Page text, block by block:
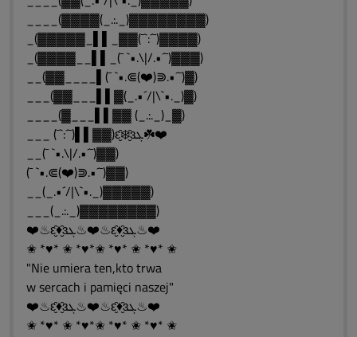
____(▓▓▓▓(_.:._)▓▓▓▓▓▓▓▓)
_(▓▓▓▓▓_▌▌_▓▓(¯`:´¯)▓▓▓▓)
_(▓▓▓▓__▌▌_(¯ `•.\|/.•´¯)▓▓▓)
__(▓▓____▌(¯ `•.⋐(❤️)⋑.•´¯)▓)
___(▓▓___▌▌▓(_.•´/|\`•._)▓)
____(▓___▌▌▓▓ (_.:._)_▓)
___ (¯`:´¯)▌▌▓▓)ԑ̮̑❄️̮̑ɜܓ☘️❤️
__(¯ `•.\|/.•´¯)▓▓)
(¯ `•.⋐(❤️)⋑.•´¯)▓▓)
__(_.•´/|\`•._)▓▓▓▓▓)
___(_.:._)▓▓▓▓▓▓▓▓)
❤️♨ԑ̮̑♦̮̑ɜܓ♨❤️♨ԑ̮̑♦̮̑ɜܓ♨❤️
✬ *♥* ✬ *♥*✬ *♥* ✬ *♥* ✬
"Nie umiera ten,kto trwa
w sercach i pamięci naszej"
❤️♨ԑ̮̑♦̮̑ɜܓ♨❤️♨ԑ̮̑♦̮̑ɜܓ♨❤️
✬ *♥* ✬ *♥*✬ *♥* ✬ *♥* ✬